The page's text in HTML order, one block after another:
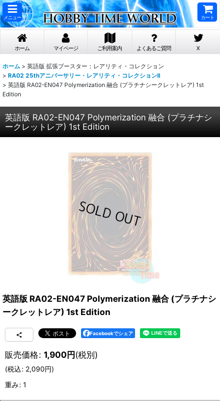
メニュー カート
ホーム マイページ ご利用案内 よくあるご質問 X
ホーム > 英語版 拡張ブースター：レアリティ・コレクション
> RA02 25thアニバーサリー・レアリティ・コレクションII
> 英語版 RA02-EN047 Polymerization 融合 (プラチナシークレットレア) 1st
Edition
英語版 RA02-EN047 Polymerization 融合 (プラチナシ
ークレットレア) 1st Edition
英語版 RA02-EN047 Polymerization 融合 (プラチナシ
ークレットレア) 1st Edition
Facebookでシェア
販売価格: 1,900円(税別)
(税込: 2,090円)
重み: 1